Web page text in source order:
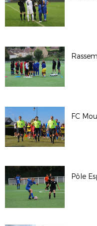
FC
Pôle